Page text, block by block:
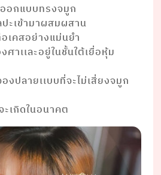
อกแบบทรงจมูก
ปะเข้ามาผสมผสาน
เคสอย่างแม่นยำ
ศาเเละอยู่ในชั้นใต้เยื่อหุ้ม
ปลายเเบบที่จะไม่เสี่ยงจมูก
เกิดในอนาคต